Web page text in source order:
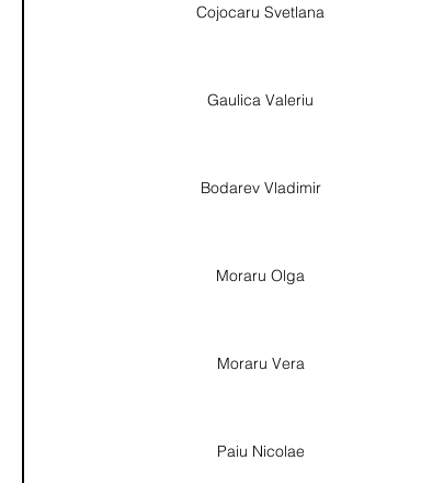
Cojocaru Svetlana
Gaulica Valeriu
Bodarev Vladimir
Moraru Olga
Moraru Vera
Paiu Nicolae